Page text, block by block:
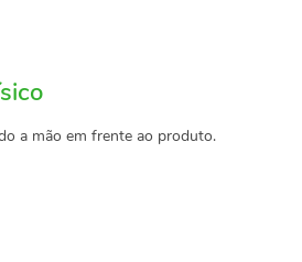
a mão em frente ao produto.